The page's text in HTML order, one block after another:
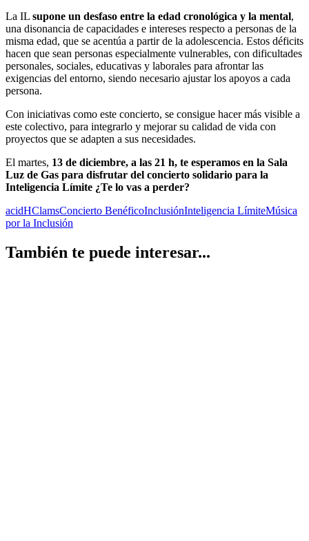
La IL supone un desfaso entre la edad cronológica y la mental,
una disonancia de capacidades e intereses respecto a personas de la
misma edad, que se acentúa a partir de la adolescencia. Estos déficits
hacen que sean personas especialmente vulnerables, con dificultades
personales, sociales, educativas y laborales para afrontar las
exigencias del entorno, siendo necesario ajustar los apoyos a cada
persona.
Con iniciativas como este concierto, se consigue hacer más visible a
este colectivo, para integrarlo y mejorar su calidad de vida con
proyectos que se adapten a sus necesidades.
El martes, 13 de diciembre, a las 21 h, te esperamos en la Sala
Luz de Gas para disfrutar del concierto solidario para la
Inteligencia Límite ¿Te lo vas a perder?
acidHClamsConcierto BenéficoInclusiónInteligencia LímiteMúsica
por la Inclusión
También te puede interesar...